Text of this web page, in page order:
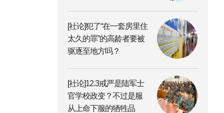
[社论]犯了“在一套房里住
太久的罪”的高龄者要被
驱逐至地方吗？
[社论]12.3戒严是陆军士
官学校政变？不过是服
从上命下服的牺牲品